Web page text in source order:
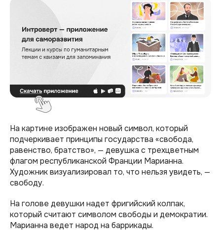
На картине изображен новый символ, который
подчеркивает принципы государства «свобода,
равенство, братство», — девушка с трехцветным
флагом республиканской Франции Марианна.
Художник визуализировал то, что нельзя увидеть, —
свободу.
На голове девушки надет фригийский колпак,
который считают символом свободы и демократии.
Марианна ведет народ на баррикады.